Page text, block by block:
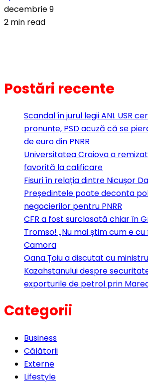
decembrie 9
2 min read
Postări recente
Scandal în jurul legii ANI. USR
pronunțe, PSD acuză că se
de euro din PNRR
Universitatea Craiova a
favorită la calificare
Fisuri în relația dintre Nicușor
Președintele poate deconta
negocierilor pentru PNRR
CFR a fost surclasată chiar în
Tromso! „Nu mai știm cum e
Camora
Oana Țoiu a discutat cu
Kazahstanului despre
exporturile de petrol prin
Categorii
Business
Călătorii
Externe
Lifestyle